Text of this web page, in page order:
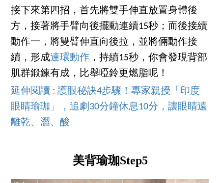
接下來第四招，首先將雙手伸直放置身體後
方，接著將手臂向後擺動連續15秒；而後接續
動作一，將雙臂伸直向後拉，並將倆動作接
續，形成連環動作 ，持續15秒，你會發現背部
肌群鍛鍊有成，比舉啞鈴更燃脂呢！
延伸閱讀 : 護眼秘訣4步驟！專家親授「印度
眼睛瑜珈」，追劇30分鐘休息10分，讓眼睛遠
離乾、澀、酸
美背瑜珈Step5